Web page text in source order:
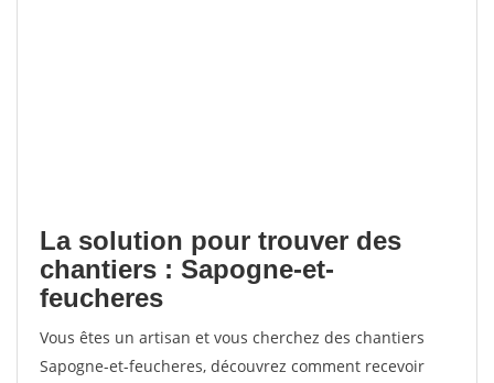
La solution pour trouver des
chantiers : Sapogne-et-
feucheres
Vous êtes un artisan et vous cherchez des chantiers
Sapogne-et-feucheres, découvrez comment recevoir